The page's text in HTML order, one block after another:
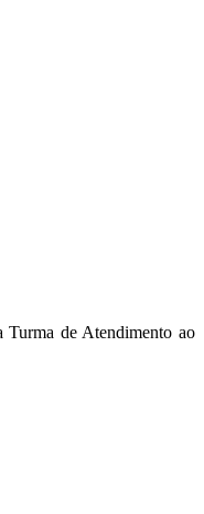
de Atendimento ao